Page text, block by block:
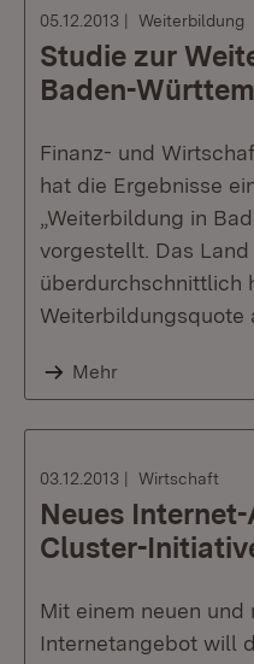
05.12.2013 Weiterbildung
Studie zur
Baden-
Finanz- und
hat die Ergebnisse
„Weiterbildung in
vorgestellt. Das
überdurchschnittlich
Weiterbildungsquote
Mehr
03.12.2013 Wirtschaft
Neues
Cluster-
Mit einem neuen und
Internetangebot will